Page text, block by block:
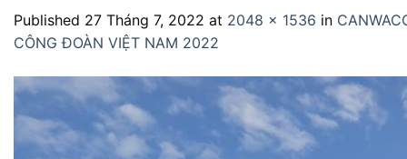
Published 27 Tháng 7, 2022 at 2048 × 1536 in
CÔNG ĐOÀN VIỆT NAM 2022